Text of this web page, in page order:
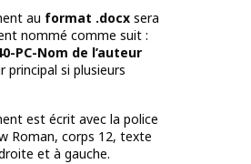
au format .docx sera
nommé comme suit :
PC-Nom de l’auteur
principal si plusieurs
est écrit avec la police
Roman, corps 12, texte
et à gauche.